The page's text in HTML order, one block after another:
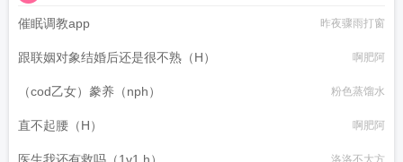
催眠调教app 昨夜骤雨打窗
跟联姻对象结婚后还是很不熟（H） 啊肥阿
（cod乙女）豢养（nph） 粉色蒸馏水
直不起腰（H） 啊肥阿
洛洛不大方